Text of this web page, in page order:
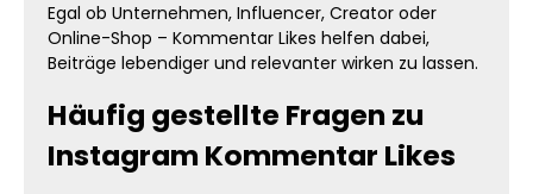
Egal ob Unternehmen, Influencer, Creator oder
Online-Shop – Kommentar Likes helfen dabei,
Beiträge lebendiger und relevanter wirken zu lassen.
Häufig gestellte Fragen zu
Instagram Kommentar Likes